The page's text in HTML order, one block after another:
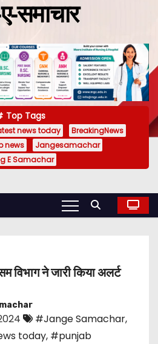
समाचार
Top Tags
news today
BreakingNews
news
Jangesamachar
E Samachar
विभाग ने जारी किया अलर्ट
#Jange Samachar,
today, #punjab